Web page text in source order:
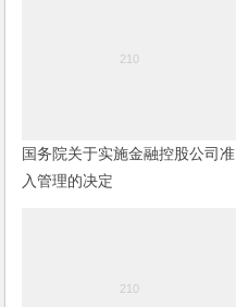
国务院关于实施金融控股公司准
入管理的决定